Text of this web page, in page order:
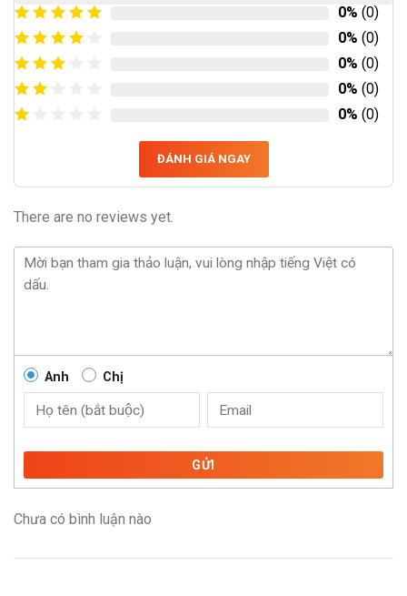
0% (0)
0% (0)
0% (0)
0% (0)
0% (0)
ĐÁNH GIÁ NGAY
There are no reviews yet.
Anh Chị
GỬI
Chưa có bình luận nào